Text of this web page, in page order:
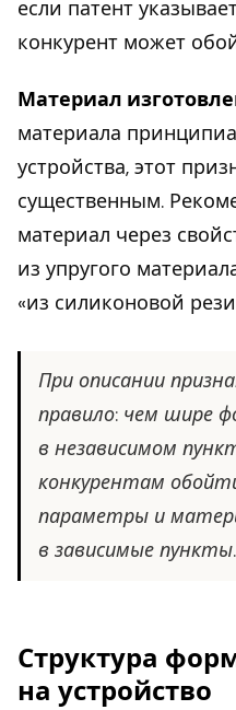
если патент
конкурент может
Материал
материала
устройства, этот
существенным.
материал через
из упругого
«из силиконовой
При описании
правило: чем шире
в независимом
конкурентам
параметры и
в зависимые пункты.
Структура
на устройство